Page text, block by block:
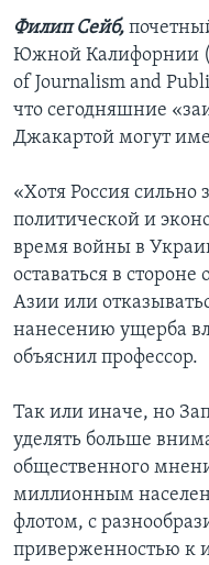
Филип Сейб,
Южной Калифорнии
of Journalism and
что сегодняшние
Джакартой могут
«Хотя Россия сильно
политической и
время войны в
оставаться в
Азии или
нанесению ущерба
объяснил профессор.
Так или иначе, но
уделять больше
общественного
миллионным
флотом, с
приверженностью к